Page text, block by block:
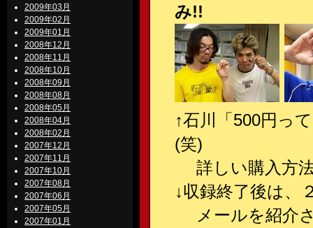
2009年03月
2009年02月
2009年01月
2008年12月
2008年11月
2008年10月
2008年09月
2008年08月
2008年05月
2008年04月
2008年02月
2007年12月
2007年11月
2007年10月
2007年08月
2007年06月
2007年05月
2007年01月
み!!
↑石川「500円っ
(笑)
詳しい購入方
↓収録終了後は、
メールを紹介